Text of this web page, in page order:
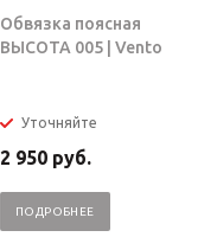
Обвязка поясная
ВЫСОТА 005 | Vento
Уточняйте
2 950 руб.
ПОДРОБНЕЕ